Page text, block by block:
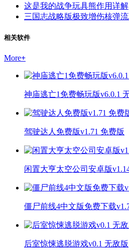
这是我的战争玩具熊作用详解
三国志战略版极致增伤核弹
相关软件
More+
神庙逃亡1免费畅玩版v6.0.1
驾驶达人免费版v1.71 免费版
闲置大亨太空公司安卓版
僵尸前线4中文版免费下载
后室惊悚逃脱游戏v0.1 无敌版